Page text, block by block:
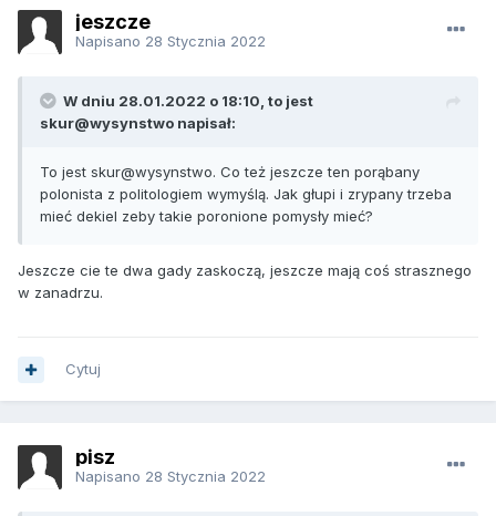
jeszcze
Napisano 28 Stycznia 2022
W dniu 28.01.2022 o 18:10, to jest
skur@wysynstwo napisał:
To jest skur@wysynstwo. Co też jeszcze ten porąbany
polonista z politologiem wymyślą. Jak głupi i zrypany trzeba
mieć dekiel zeby takie poronione pomysły mieć?
Jeszcze cie te dwa gady zaskoczą, jeszcze mają coś strasznego
w zanadrzu.
Cytuj
pisz
Napisano 28 Stycznia 2022